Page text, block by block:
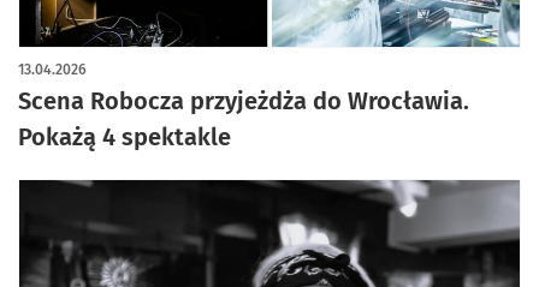
Scena Robocza przyjeżdża do Wrocławia.
Pokażą 4 spektakle
13.04.2026